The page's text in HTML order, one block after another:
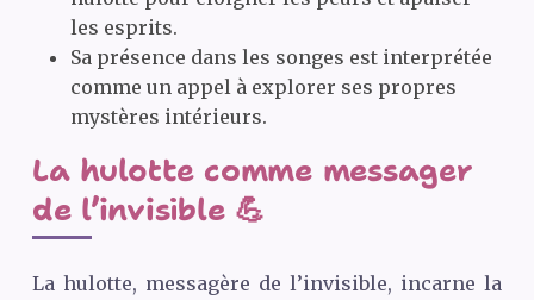
les esprits.
Sa présence dans les songes est interprétée
comme un appel à explorer ses propres
mystères intérieurs.
La hulotte comme messager
de l’invisible 💪
La hulotte, messagère de l’invisible, incarne la